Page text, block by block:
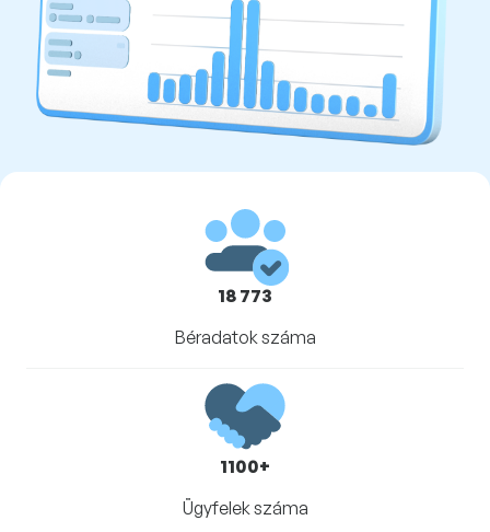
18 773
Béradatok száma
1100+
Ügyfelek száma